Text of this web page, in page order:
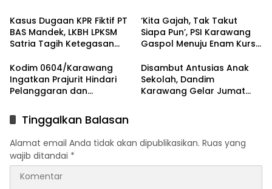
Kasus Dugaan KPR Fiktif PT
BAS Mandek, LKBH LPKSM
Satria Tagih Ketegasan
‘Kita Gajah, Tak Takut
Siapa Pun’, PSI Karawang
Gaspol Menuju Enam Kursi
Kodim 0604/Karawang
Ingatkan Prajurit Hindari
Pelanggaran dan
Disambut Antusias Anak
Sekolah, Dandim
Karawang Gelar Jumat
Tinggalkan Balasan
Alamat email Anda tidak akan dipublikasikan. Ruas yang
wajib ditandai *